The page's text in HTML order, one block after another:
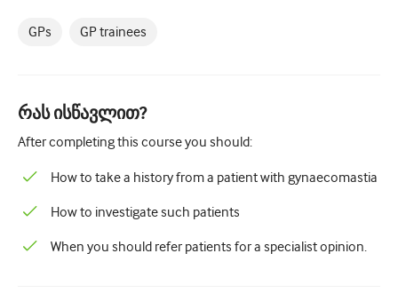
პათოლოგია/ლაბორატორიული მედიცინა
Პროფესიული უნარები
Საზოგადოებრივი ჯანდაცვის
ხარისხის გაუმჯობესება
რადიოლოგია/გამოსახულება
თირკმლის მედიცინა
GPs GP trainees
რას ისწავლით?
After completing this course you should:
How to take a history from a patient with gynaecomastia
How to investigate such patients
When you should refer patients for a specialist opinion.